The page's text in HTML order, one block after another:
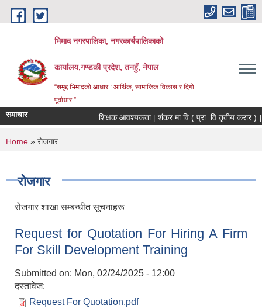
Skip to main content
भिमाद नगरपालिका, नगरकार्यपालिकाको
कार्यालय,गण्डकी प्रदेश, तनहुँ, नेपाल
“समृद्द भिमादको आधार : आर्थिक, सामाजिक विकास र दिगो
पूर्वाधार ”
समाचार शिक्षक आवश्यकता [ शंकर मा.वि ( प्रा. वि तृतीय करार ) ]
You are here
Home » रोजगार
रोजगार
रोजगार शाखा सम्बन्धीत सूचनाहरू
Request for Quotation For Hiring A Firm
For Skill Development Training
Submitted on: Mon, 02/24/2025 - 12:00
दस्तावेज:
Request For Quotation.pdf